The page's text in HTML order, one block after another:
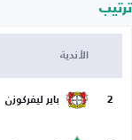
ترتيب
الأندية
2 باير ليفركوزن